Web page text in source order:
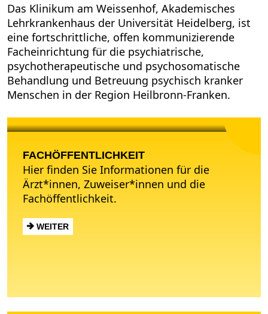
Das Klinikum am Weissenhof, Akademisches
Lehrkrankenhaus der Universität Heidelberg, ist
eine fortschrittliche, offen kommunizierende
Facheinrichtung für die psychiatrische,
psychotherapeutische und psychosomatische
Behandlung und Betreuung psychisch kranker
Menschen in der Region Heilbronn-Franken.
FACH­ÖFFENTLICHKEIT
FACHÖFFENTLICHKEIT
Hier finden Sie Informationen für die
Ärzt*innen, Zuweiser*innen und die
Fachöffentlichkeit.
WEITER
ANGEHÖRIGE